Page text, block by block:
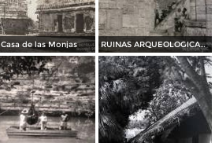
Casa de las Monjas RUINAS ARQUEOLOGICAS Las Columnas